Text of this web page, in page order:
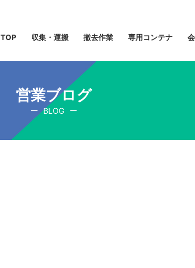
TOP 収集・運搬 撤去作業 専用コンテナ
営業ブログ
BLOG